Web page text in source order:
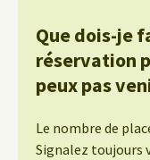
Que dois-je
réservation
peux pas
Le nombre de
Signalez toujours